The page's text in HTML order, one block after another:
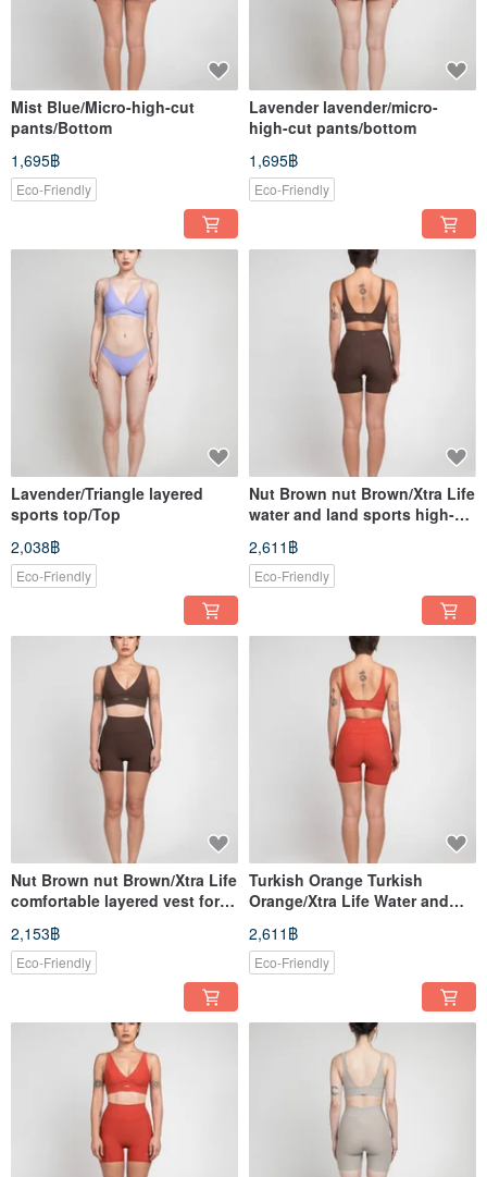
Mist Blue/Micro-high-cut
pants/Bottom
1,695฿
Eco-Friendly
Lavender lavender/micro-
high-cut pants/bottom
1,695฿
Eco-Friendly
Lavender/Triangle layered
sports top/Top
2,038฿
Eco-Friendly
Nut Brown nut Brown/Xtra Life
water and land sports high-
waist functional pants
2,611฿
Eco-Friendly
Nut Brown nut Brown/Xtra Life
comfortable layered vest for
water and land sports/Top
2,153฿
Eco-Friendly
Turkish Orange Turkish
Orange/Xtra Life Water and
Land Sports High Waist
Functional Four Points
2,611฿
Eco-Friendly